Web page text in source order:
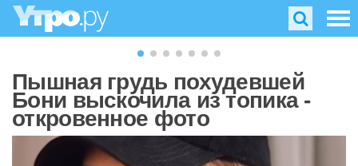
Пышная грудь похудевшей
Бони выскочила из топика -
откровенное фото